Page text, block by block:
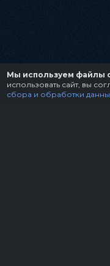
Мы используем файлы
использовать сайт, вы
сбора и обработки